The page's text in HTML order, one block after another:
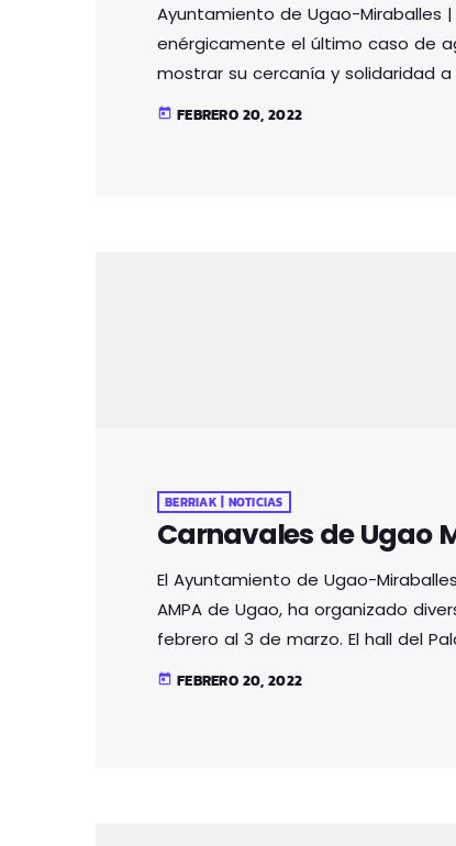
Ayuntamiento de Ugao-Miraballes
enérgicamente el último caso de
mostrar su cercanía y solidaridad
su disposición todos los recursos
today FEBRERO 20, 2022
BERRIAK | NOTICIAS
Carnavales de Ugao
El Ayuntamiento de Ugao-
AMPA de Ugao, ha organizado
febrero al 3 de marzo. El hall del
carnaval de Euskal Herria. Los
today FEBRERO 20, 2022